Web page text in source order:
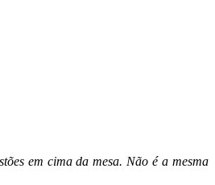
em cima da mesa. Não é a mesma